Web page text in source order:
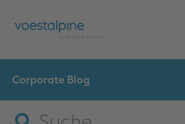
Corporate Blog